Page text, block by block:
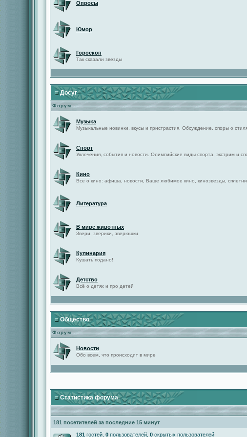
Опросы
Юмор
Гороскоп
Так сказали звезды
Досуг
Форум
Музыка
Музыкальные новинки, вкусы и пристрастия. Обсуждение, споры о
Спорт
Увлечения, события и новости. Олимпийские виды спорта, экстрим и
Кино
Все о кино: афиша, новости, Ваше любимое кино, кинозвезды, сплетни
Литература
В мире животных
Звери, зверики, зверюшки
Кулинария
Кушать подано!
Детство
Всё о детях и про детей
Общество
Форум
Новости
Обо всем, что происходит в мире
Статистика форума
181 посетителей за последние 15 минут
181 гостей, 0 пользователей, 0 скрытых пользователей